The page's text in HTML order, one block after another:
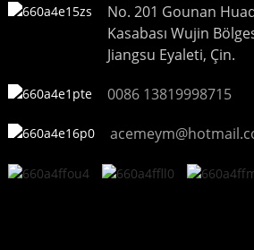
No. 201 Gounan
Kasabası Wujin
Jiangsu Eyaleti, Çin.
0086 13819998715